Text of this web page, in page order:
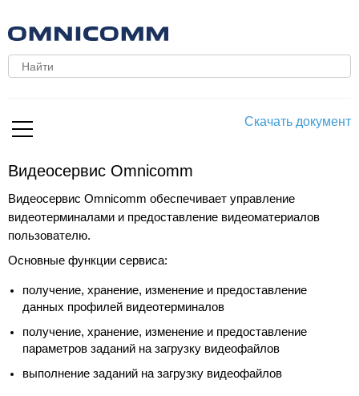
Скачать документ
Видеосервис Omnicomm
Видеосервис Omnicomm обеспечивает управление
видеотерминалами и предоставление видеоматериалов
пользователю.
Основные функции сервиса:
получение, хранение, изменение и предоставление
данных профилей видеотерминалов
получение, хранение, изменение и предоставление
параметров заданий на загрузку видеофайлов
выполнение заданий на загрузку видеофайлов